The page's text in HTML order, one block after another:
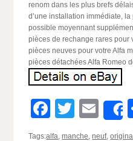
renom dans les plus brefs
d’une installation immédiate,
possible moyennant
pièces de rechange rares pour
pièces neuves pour votre Alfa
pièces détachées Alfa Romeo
Twitter
Tags:alfa,manche,neuf,original